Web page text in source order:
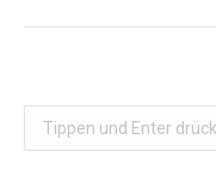
Search: